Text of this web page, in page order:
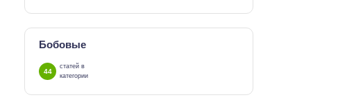
Бобовые
44
статей в
категории